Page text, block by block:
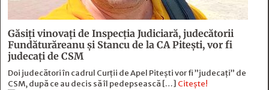
Găsiți vinovați de Inspecția Judiciară, judecătorii
Fundăturăreanu și Stancu de la CA Pitești, vor fi
judecați de CSM
Doi judecători în cadrul Curții de Apel Pitești vor fi ”judecați” de
CSM, după ce au decis să îl pedepsească […] Citește!